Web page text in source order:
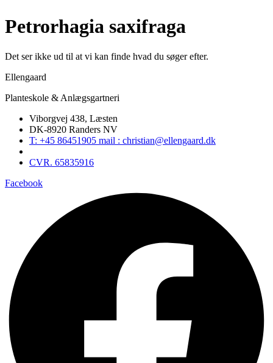
Petrorhagia saxifraga
Det ser ikke ud til at vi kan finde hvad du søger efter.
Ellengaard
Planteskole & Anlægsgartneri
Viborgvej 438, Læsten
DK-8920 Randers NV
T: +45 86451905 mail : christian@ellengaard.dk
CVR. 65835916
Facebook